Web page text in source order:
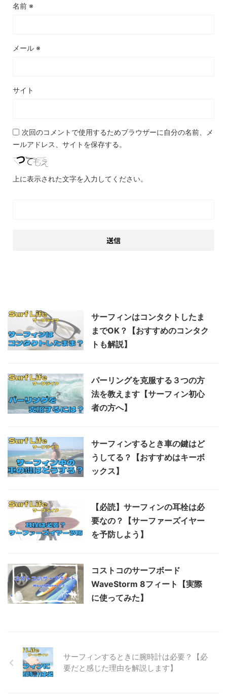
名前 ※
メール ※
サイト
次回のコメントで使用するためブラウザーに自分の名前、メ
ールアドレス、サイトを保存する。
上に表示された文字を入力してください。
サーフィンはコンタクトしたま
までOK？【おすすめのコンタク
トも解説】
パーリングを克服する３つの方
法を教えます【サーフィン初心
者の方へ】
サーフィンするとき車の鍵はど
うしてる？【おすすめはキーボ
ックス】
【必読】サーフィンの耳栓は必
要なの？【サーファーズイヤー
を予防しよう】
コストコのサーフボード
WaveStorm 8フィート【実際
に使ってみた】
サーフィンするときに腕時計は必要？【必
要だと感じた理由を解説します】